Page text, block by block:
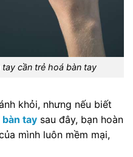
cần trẻ hoá bàn tay
khỏi, nhưng nếu biết
tay sau đây, bạn hoàn
mình luôn mềm mại,